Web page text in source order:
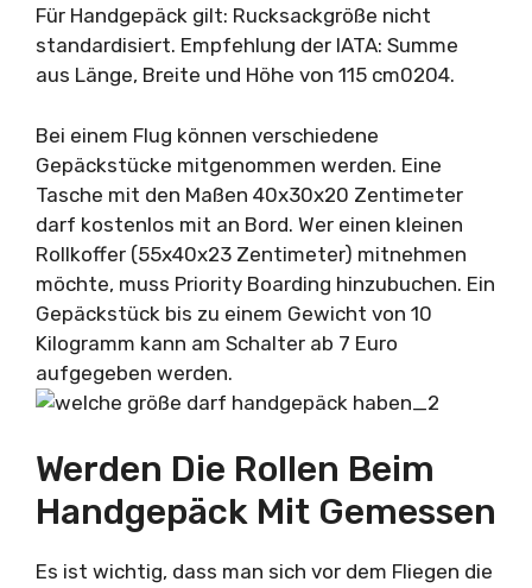
Für Handgepäck gilt: Rucksackgröße nicht
standardisiert. Empfehlung der IATA: Summe
aus Länge, Breite und Höhe von 115 cm0204.
Bei einem Flug können verschiedene
Gepäckstücke mitgenommen werden. Eine
Tasche mit den Maßen 40x30x20 Zentimeter
darf kostenlos mit an Bord. Wer einen kleinen
Rollkoffer (55x40x23 Zentimeter) mitnehmen
möchte, muss Priority Boarding hinzubuchen. Ein
Gepäckstück bis zu einem Gewicht von 10
Kilogramm kann am Schalter ab 7 Euro
aufgegeben werden.
Werden Die Rollen Beim
Handgepäck Mit Gemessen
Es ist wichtig, dass man sich vor dem Fliegen die